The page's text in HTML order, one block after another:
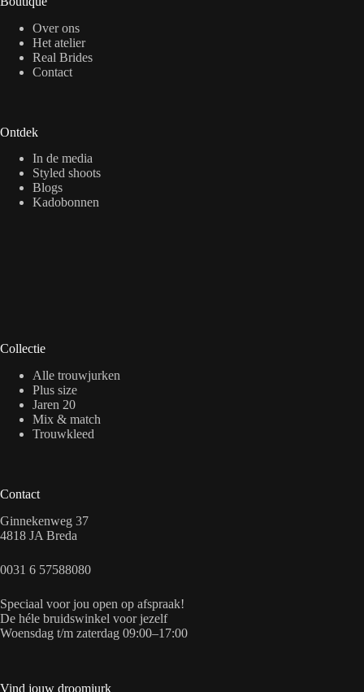
Over ons
Het atelier
Real Brides
Contact
Ontdek
In de media
Styled shoots
Blogs
Kadobonnen
Collectie
Alle trouwjurken
Plus size
Jaren 20
Mix & match
Trouwkleed
Contact
Ginnekenweg 37
4818 JA Breda
0031 6 57588080
Speciaal voor jou open op afspraak!
De héle bruidswinkel voor jezelf
Woensdag t/m zaterdag 09:00–17:00
Vind jouw droomjurk